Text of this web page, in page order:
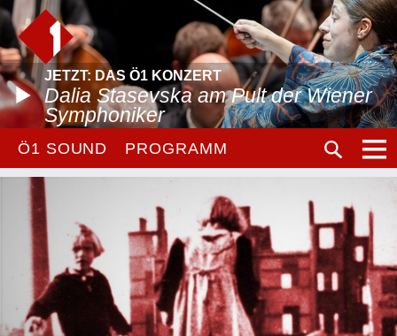
JETZT: DAS Ö1 KONZERT
Dalia Stasevska am Pult der Wiener
Symphoniker
Ö1 SOUND PROGRAMM